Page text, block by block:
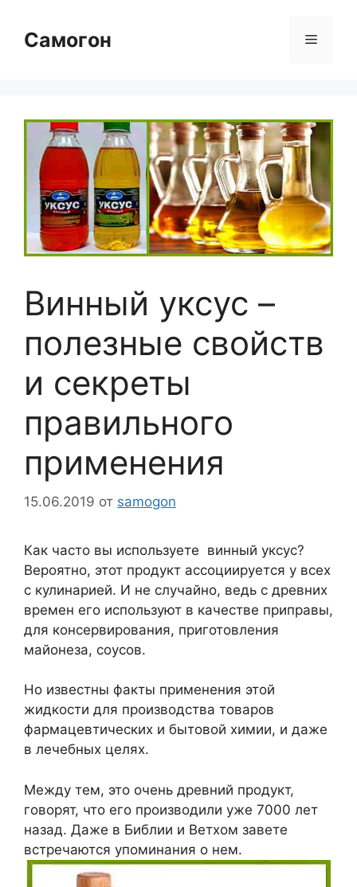
содержимому
Самогон Меню
Винный уксус –
полезные свойств
и секреты
правильного
применения
15.06.2019 от samogon
Как часто вы используете винный уксус?
Вероятно, этот продукт ассоциируется у всех
с кулинарией. И не случайно, ведь с древних
времен его используют в качестве приправы,
для консервирования, приготовления
майонеза, соусов.
Но известны факты применения этой
жидкости для производства товаров
фармацевтических и бытовой химии, и даже
в лечебных целях.
Между тем, это очень древний продукт,
говорят, что его производили уже 7000 лет
назад. Даже в Библии и Ветхом завете
встречаются упоминания о нем.